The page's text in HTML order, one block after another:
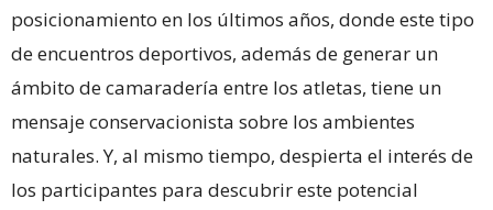
posicionamiento en los últimos años, donde este tipo
de encuentros deportivos, además de generar un
ámbito de camaradería entre los atletas, tiene un
mensaje conservacionista sobre los ambientes
naturales. Y, al mismo tiempo, despierta el interés de
los participantes para descubrir este potencial